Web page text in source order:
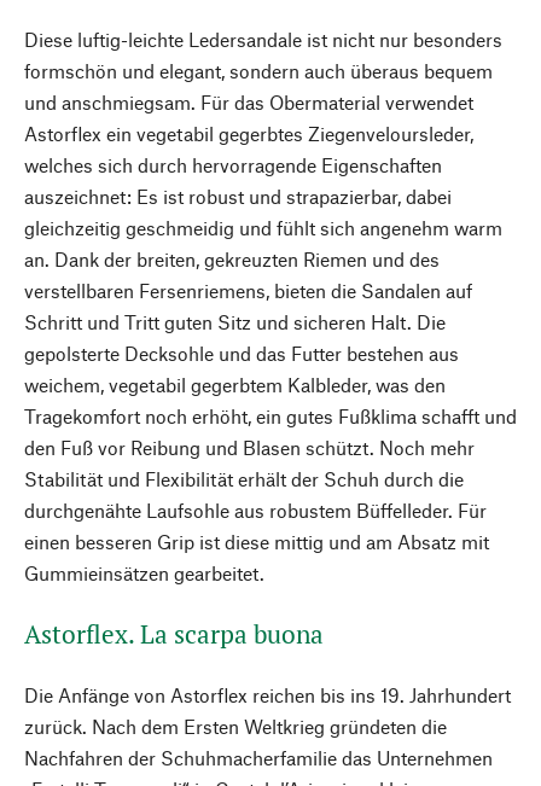
Diese luftig-leichte Ledersandale ist nicht nur besonders
formschön und elegant, sondern auch überaus bequem
und anschmiegsam. Für das Obermaterial verwendet
Astorflex ein vegetabil gegerbtes Ziegenveloursleder,
welches sich durch hervorragende Eigenschaften
auszeichnet: Es ist robust und strapazierbar, dabei
gleichzeitig geschmeidig und fühlt sich angenehm warm
an. Dank der breiten, gekreuzten Riemen und des
verstellbaren Fersenriemens, bieten die Sandalen auf
Schritt und Tritt guten Sitz und sicheren Halt. Die
gepolsterte Decksohle und das Futter bestehen aus
weichem, vegetabil gegerbtem Kalbleder, was den
Tragekomfort noch erhöht, ein gutes Fußklima schafft und
den Fuß vor Reibung und Blasen schützt. Noch mehr
Stabilität und Flexibilität erhält der Schuh durch die
durchgenähte Laufsohle aus robustem Büffelleder. Für
einen besseren Grip ist diese mittig und am Absatz mit
Gummieinsätzen gearbeitet.
Astorflex. La scarpa buona
Die Anfänge von Astorflex reichen bis ins 19. Jahrhundert
zurück. Nach dem Ersten Weltkrieg gründeten die
Nachfahren der Schuhmacher­familie das Unternehmen